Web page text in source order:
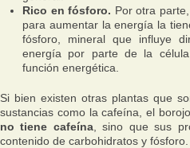
Rico en fósforo. Por otra
para aumentar la energía la
fósforo, mineral que influye
energía por parte de la
función energética.
Si bien existen otras plantas que
sustancias como la cafeína, el
no tiene cafeína, sino que sus
contenido de carbohidratos y fósforo.